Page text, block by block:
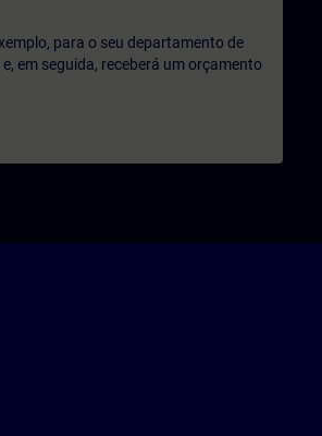
para o seu departamento de
em seguida, receberá um orçamento